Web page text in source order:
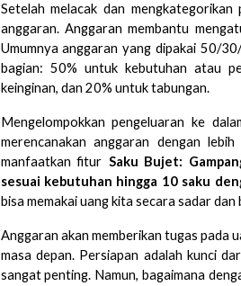
Setelah melacak dan
anggaran. Anggaran membantu
Umumnya anggaran yang dipakai 50/
bagian: 50% untuk kebutuhan atau
keinginan, dan 20% untuk tabungan.
Mengelompokkan pengeluaran ke
merencanakan anggaran dengan
manfaatkan fitur Saku Bujet:
sesuai kebutuhan hingga 10 saku
bisa memakai uang kita secara sadar
Anggaran akan memberikan tugas pada
masa depan. Persiapan adalah kunci
sangat penting. Namun, bagaimana